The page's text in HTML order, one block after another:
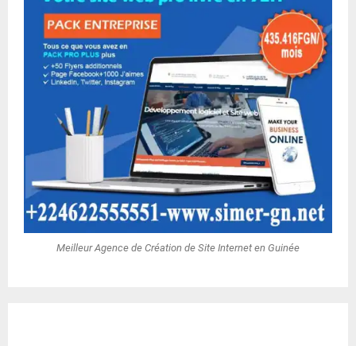
Meilleur Agence de Création de Site Internet en Guinée